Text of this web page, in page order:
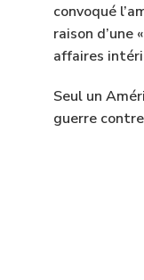
convoqué
raison d’une
affaires
Seul un
guerre contre